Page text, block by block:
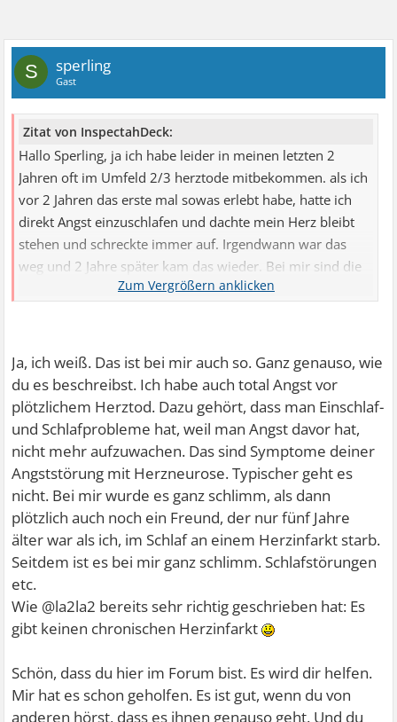
S sperling
Gast
Zitat von InspectahDeck:
Hallo Sperling, ja ich habe leider in meinen letzten 2
Jahren oft im Umfeld 2/3 herztode mitbekommen. als ich
vor 2 Jahren das erste mal sowas erlebt habe, hatte ich
direkt Angst einzuschlafen und dachte mein Herz bleibt
stehen und schreckte immer auf. Irgendwann war das
weg und 2 Jahre später kam das wieder. Bei mir sind die
Symptome immer enge in der Brust oder halt
und wenn was härteres esse hab ich immer Panik wenn
es den Brustkorb runter geht und muss sofort trinken
oder kurz aufstehen..
Ja, ich weiß. Das ist bei mir auch so. Ganz genauso, wie
du es beschreibst. Ich habe auch total Angst vor
plötzlichem Herztod. Dazu gehört, dass man Einschlaf-
und Schlafprobleme hat, weil man Angst davor hat,
nicht mehr aufzuwachen. Das sind Symptome deiner
Angststörung mit Herzneurose. Typischer geht es
nicht. Bei mir wurde es ganz schlimm, als dann
plötzlich auch noch ein Freund, der nur fünf Jahre
älter war als ich, im Schlaf an einem Herzinfarkt starb.
Seitdem ist es bei mir ganz schlimm. Schlafstörungen
etc.
Wie @la2la2 bereits sehr richtig geschrieben hat: Es
gibt keinen chronischen Herzinfarkt
Schön, dass du hier im Forum bist. Es wird dir helfen.
Mir hat es schon geholfen. Es ist gut, wenn du von
anderen hörst, dass es ihnen genauso geht. Und du